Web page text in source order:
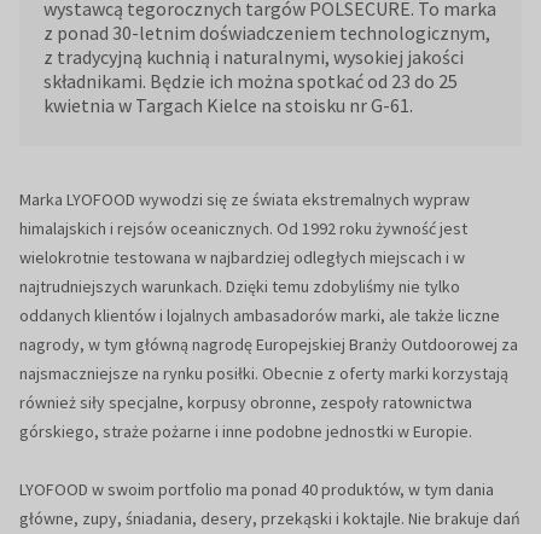
wystawcą tegorocznych targów POLSECURE. To marka
z ponad 30-letnim doświadczeniem technologicznym,
z tradycyjną kuchnią i naturalnymi, wysokiej jakości
składnikami. Będzie ich można spotkać od 23 do 25
kwietnia w Targach Kielce na stoisku nr G-61.
Marka LYOFOOD wywodzi się ze świata ekstremalnych wypraw
himalajskich i rejsów oceanicznych. Od 1992 roku żywność jest
wielokrotnie testowana w najbardziej odległych miejscach i w
najtrudniejszych warunkach. Dzięki temu zdobyliśmy nie tylko
oddanych klientów i lojalnych ambasadorów marki, ale także liczne
nagrody, w tym główną nagrodę Europejskiej Branży Outdoorowej za
najsmaczniejsze na rynku posiłki. Obecnie z oferty marki korzystają
również siły specjalne, korpusy obronne, zespoły ratownictwa
górskiego, straże pożarne i inne podobne jednostki w Europie.
LYOFOOD w swoim portfolio ma ponad 40 produktów, w tym dania
główne, zupy, śniadania, desery, przekąski i koktajle. Nie brakuje dań